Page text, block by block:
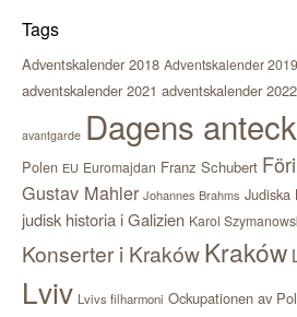
Tags
Adventskalender 2018 Adventskalender 2019
adventskalender 2021 adventskalender 2022
avantgarde Dagens
Polen EU Euromajdan Franz Schubert
Gustav Mahler Johannes Brahms Judiska
judisk historia i Galizien Karol
Konserter i KrakówKraków
Lviv Lvivs filharmoni Ockupationen av